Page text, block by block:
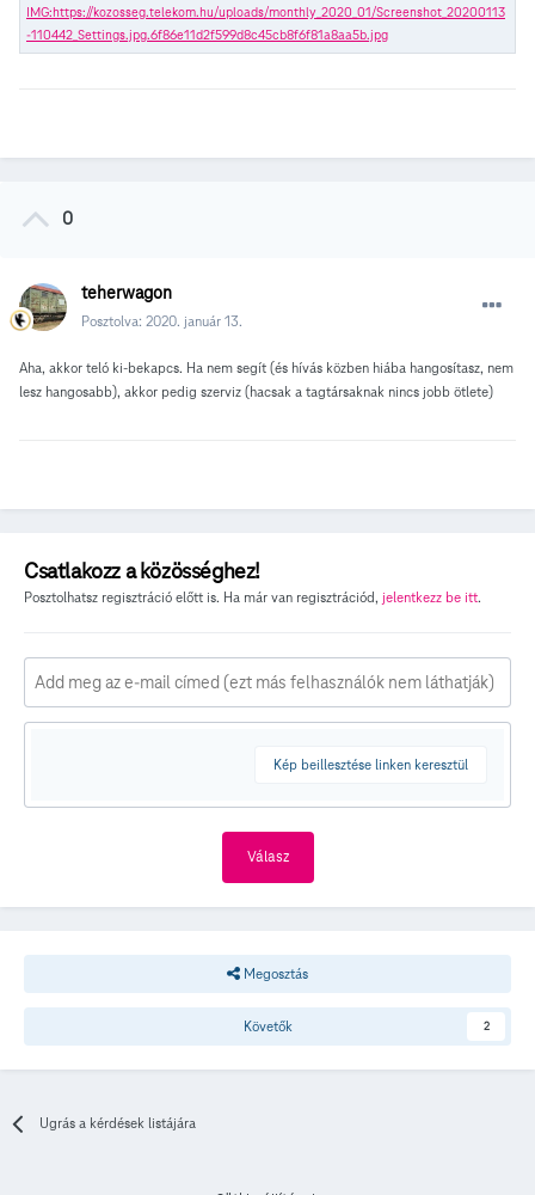
0
teherwagon
Posztolva: 2020. január 13.
Aha, akkor teló ki-bekapcs. Ha nem segít (és hívás közben hiába hangosítasz, nem
lesz hangosabb), akkor pedig szerviz (hacsak a tagtársaknak nincs jobb ötlete)
Csatlakozz a közösséghez!
Posztolhatsz regisztráció előtt is. Ha már van regisztrációd, jelentkezz be itt.
Kép beillesztése linken keresztül
Válasz
Megosztás
Követők 2
Ugrás a kérdések listájára